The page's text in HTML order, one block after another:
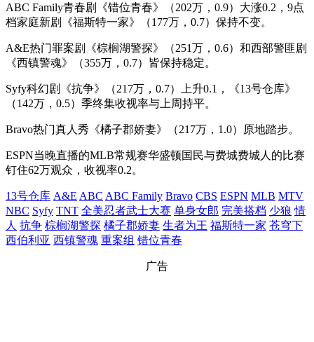
ABC Family青春剧《错位青春》（202万，0.9）大涨0.2，9点
档家庭新剧《福斯特一家》（177万，0.7）保持不变。
A&E热门罪案剧《棕榈湖警探》（251万，0.6）和西部警匪剧
《西镇警魂》（355万，0.7）皆保持稳定。
Syfy科幻剧《抗争》（217万，0.7）上升0.1，《13号仓库》
（142万，0.5）季终集收视率与上周持平。
Bravo热门真人秀《橘子郡娇妻》（217万，1.0）原地踏步。
ESPN当晚直播的MLB常规赛华盛顿国民与费城费城人的比赛
钉住62万观众，收视率0.2。
13号仓库 A&E ABC ABC Family Bravo CBS ESPN MLB MTV
NBC Syfy TNT 全美忍者武士大赛 单身女郎 完美搭档 少狼 情
人 抗争 棕榈湖警探 橘子郡娇妻 生者为王 福斯特一家 苍穹下
西伯利亚 西镇警魂 重案组 错位青春
广告